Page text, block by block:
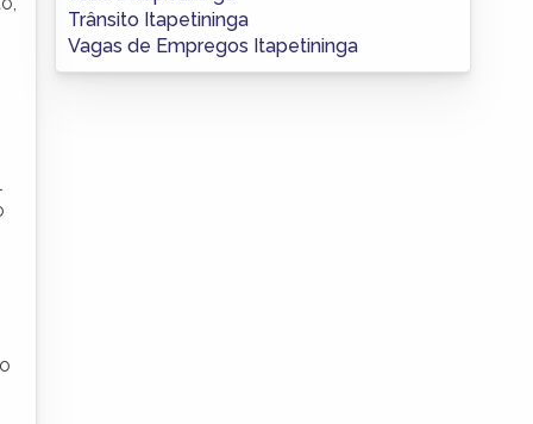
Trânsito Itapetininga
Vagas de Empregos Itapetininga